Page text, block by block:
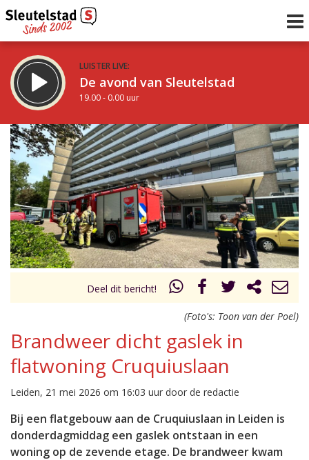
LUISTER LIVE:
De avond van Sleutelstad
19.00 - 0.00 uur
STRAKS:
De nacht van Sleutelstad
0.00 - 6.00 uur
Vorig uur
uur 1 van 0 Volgend uur
Inklappen
Deel dit bericht!
(Foto's: Toon van der Poel)
Brandweer dicht gaslek in
flatwoning Cruquiuslaan
Leiden, 21 mei 2026 om 16:03 uur door de redactie
Bij een flatgebouw aan de Cruquiuslaan in Leiden is
donderdagmiddag een gaslek ontstaan in een
woning op de zevende etage. De brandweer kwam